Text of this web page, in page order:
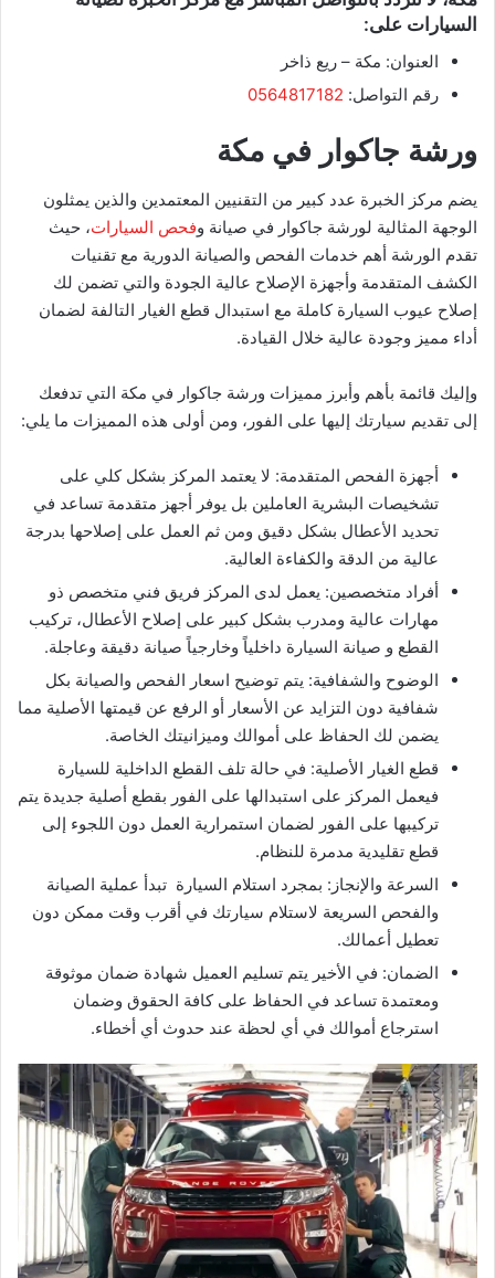
السيارات على:
​العنوان: مكة – ريع ذاخر
​رقم التواصل: 0564817182
ورشة جاكوار في مكة
يضم مركز الخبرة عدد كبير من التقنيين المعتمدين والذين يمثلون
الوجهة المثالية لورشة جاكوار في صيانة وفحص السيارات، حيث
تقدم الورشة أهم خدمات الفحص والصيانة الدورية مع تقنيات
الكشف المتقدمة وأجهزة الإصلاح عالية الجودة والتي تضمن لك
إصلاح عيوب السيارة كاملة مع استبدال قطع الغيار التالفة لضمان
أداء مميز وجودة عالية خلال القيادة.
وإليك قائمة بأهم وأبرز مميزات ورشة جاكوار في مكة التي تدفعك
إلى تقديم سيارتك إليها على الفور، ومن أولى هذه المميزات ما يلي:
أجهزة الفحص المتقدمة: لا يعتمد المركز بشكل كلي على
تشخيصات البشرية العاملين بل يوفر أجهز متقدمة تساعد في
تحديد الأعطال بشكل دقيق ومن ثم العمل على إصلاحها بدرجة
عالية من الدقة والكفاءة العالية.
أفراد متخصصين: يعمل لدى المركز فريق فني متخصص ذو
مهارات عالية ومدرب بشكل كبير على إصلاح الأعطال، تركيب
القطع و صيانة السيارة داخلياً وخارجياً صيانة دقيقة وعاجلة.
الوضوح والشفافية: يتم توضيح اسعار الفحص والصيانة بكل
شفافية دون التزايد عن الأسعار أو الرفع عن قيمتها الأصلية مما
يضمن لك الحفاظ على أموالك وميزانيتك الخاصة.
قطع الغيار الأصلية: في حالة تلف القطع الداخلية للسيارة
فيعمل المركز على استبدالها على الفور بقطع أصلية جديدة يتم
تركيبها على الفور لضمان استمرارية العمل دون اللجوء إلى
قطع تقليدية مدمرة للنظام.
السرعة والإنجاز: بمجرد استلام السيارة تبدأ عملية الصيانة
والفحص السريعة لاستلام سيارتك في أقرب وقت ممكن دون
تعطيل أعمالك.
الضمان: في الأخير يتم تسليم العميل شهادة ضمان موثوقة
ومعتمدة تساعد في الحفاظ على كافة الحقوق وضمان
استرجاع أموالك في أي لحظة عند حدوث أي أخطاء.